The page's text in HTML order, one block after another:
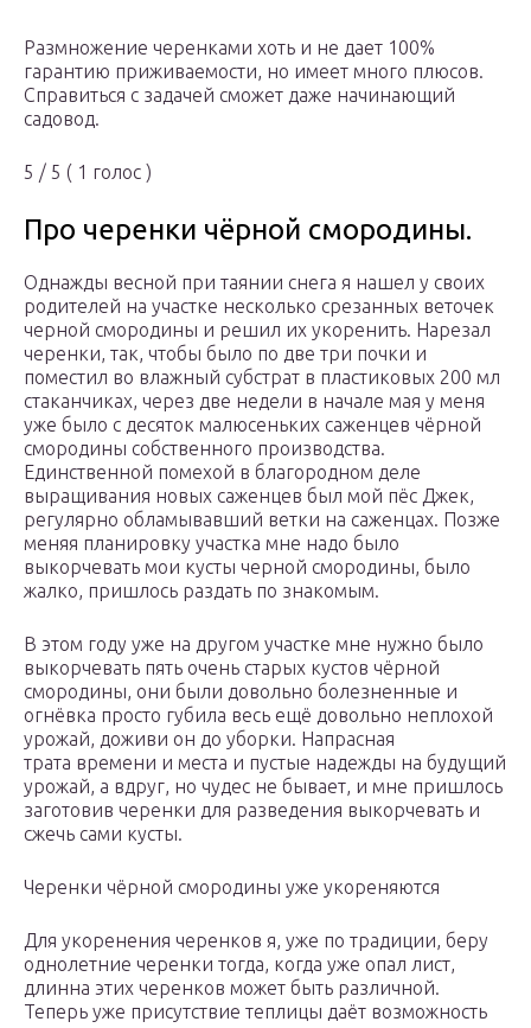
Размножение черенками хоть и не дает 100%
гарантию приживаемости, но имеет много плюсов.
Справиться с задачей сможет даже начинающий
садовод.
5 / 5 ( 1 голос )
Про черенки чёрной смородины.
Однажды весной при таянии снега я нашел у своих
родителей на участке несколько срезанных веточек
черной смородины и решил их укоренить. Нарезал
черенки, так, чтобы было по две три почки и
поместил во влажный субстрат в пластиковых 200 мл
стаканчиках, через две недели в начале мая у меня
уже было с десяток малюсеньких саженцев чёрной
смородины собственного производства.
Единственной помехой в благородном деле
выращивания новых саженцев был мой пёс Джек,
регулярно обламывавший ветки на саженцах. Позже
меняя планировку участка мне надо было
выкорчевать мои кусты черной смородины, было
жалко, пришлось раздать по знакомым.
В этом году уже на другом участке мне нужно было
выкорчевать пять очень старых кустов чёрной
смородины, они были довольно болезненные и
огнёвка просто губила весь ещё довольно неплохой
урожай, доживи он до уборки. Напрасная
трата времени и места и пустые надежды на будущий
урожай, а вдруг, но чудес не бывает, и мне пришлось
заготовив черенки для разведения выкорчевать и
сжечь сами кусты.
Черенки чёрной смородины уже укореняются
Для укоренения черенков я, уже по традиции, беру
однолетние черенки тогда, когда уже опал лист,
длинна этих черенков может быть различной.
Теперь уже присутствие теплицы даёт возможность